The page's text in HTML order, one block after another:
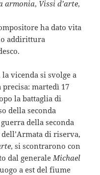
armonia, Vissi d’arte,
ha dato vita
addirittura
vicenda si svolge a
precisa: martedì 17
la battaglia di
della seconda
della seconda
di riserva,
, si scontrarono con
dal generale Michael
a est del fiume